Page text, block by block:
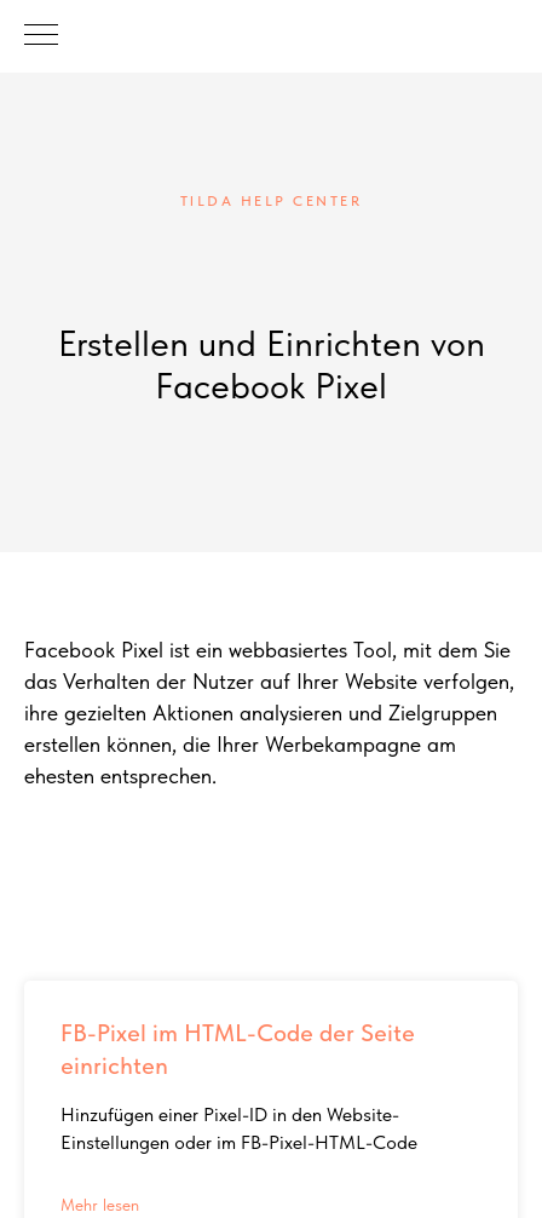
TILDA HELP CENTER
Erstellen und Einrichten von
Facebook Pixel
Facebook Pixel ist ein webbasiertes Tool, mit dem Sie
das Verhalten der Nutzer auf Ihrer Website verfolgen,
ihre gezielten Aktionen analysieren und Zielgruppen
erstellen können, die Ihrer Werbekampagne am
ehesten entsprechen.
FB-Pixel im HTML-Code der Seite
einrichten
Hinzufügen einer Pixel-ID in den Website-
Einstellungen oder im FB-Pixel-HTML-Code
Mehr lesen